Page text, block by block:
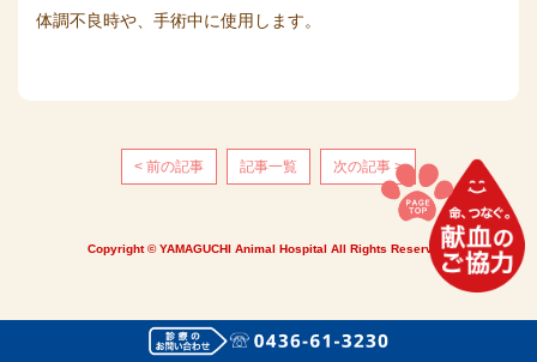
体調不良時や、手術中に使用します。
< 前の記事 記事一覧 次の記事 >
Copyright © YAMAGUCHI Animal Hospital All Rights Reserved.